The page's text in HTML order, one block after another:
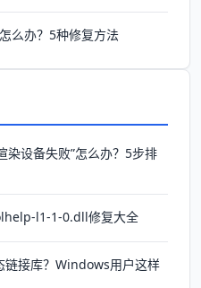
么办？5种修复方法
染设备失败”怎么办？5步排
l1-1-0.dll修复大全
链接库？Windows用户这样